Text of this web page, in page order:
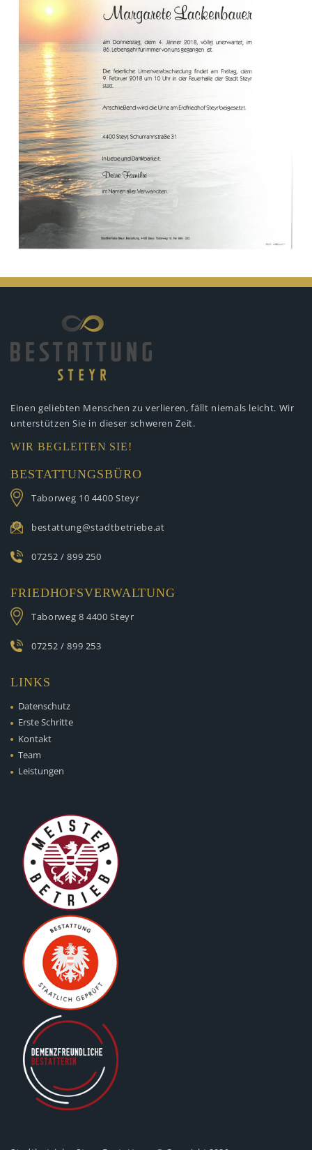
Einen geliebten Menschen zu verlieren, fällt niemals leicht. Wir
unterstützen Sie in dieser schweren Zeit.
WIR BEGLEITEN SIE!
BESTATTUNGSBÜRO
Taborweg 10 4400 Steyr
bestattung@stadtbetriebe.at
07252 / 899 250
FRIEDHOFSVERWALTUNG
Taborweg 8 4400 Steyr
07252 / 899 253
LINKS
Datenschutz
Erste Schritte
Kontakt
Team
Leistungen